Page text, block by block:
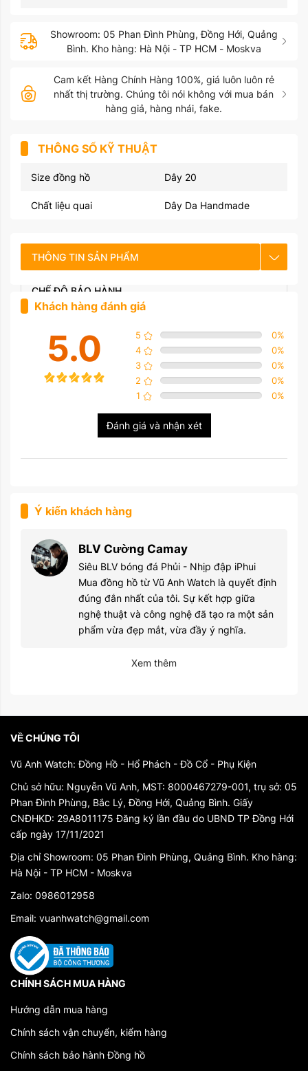
Showroom: 05 Phan Đình Phùng, Đồng Hới, Quảng
Bình. Kho hàng: Hà Nội - TP HCM - Moskva
Cam kết Hàng Chính Hàng 100%, giá luôn luôn rẻ
nhất thị trường. Chúng tôi nói không với mua bán
hàng giả, hàng nhái, fake.
THÔNG SỐ KỸ THUẬT
Size đồng hồ Dây 20
Chất liệu quai Dây Da Handmade
THÔNG TIN SẢN PHẨM
CHẾ ĐỘ BẢO HÀNH
Khách hàng đánh giá
5.0 5 0%
4
0%
3
0%
2
0%
1
0%
Đánh giá và nhận xét
Ý kiến khách hàng
BLV Cường Camay
Siêu BLV bóng đá Phủi - Nhịp đập iPhui
Mua đồng hồ từ Vũ Anh Watch là quyết định
đúng đắn nhất của tôi. Sự kết hợp giữa
nghệ thuật và công nghệ đã tạo ra một sản
phẩm vừa đẹp mắt, vừa đầy ý nghĩa.
Xem thêm
VỀ CHÚNG TÔI
Vũ Anh Watch: Đồng Hồ - Hổ Phách - Đồ Cổ - Phụ Kiện
Chủ sở hữu: Nguyễn Vũ Anh, MST: 8000467279-001, trụ sở: 05
Phan Đình Phùng, Bắc Lý, Đồng Hới, Quảng Bình. Giấy
CNĐHKD: 29A8011175 Đăng ký lần đầu do UBND TP Đồng Hới
cấp ngày 17/11/2021
Địa chỉ Showroom: 05 Phan Đình Phùng, Quảng Bình. Kho hàng:
Hà Nội - TP HCM - Moskva
Zalo: 0986012958
Email: vuanhwatch@gmail.com
CHÍNH SÁCH MUA HÀNG
Hướng dẫn mua hàng
Chính sách vận chuyển, kiểm hàng
Chính sách bảo hành Đồng hồ